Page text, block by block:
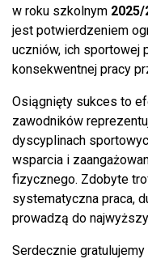
w roku szkolnym 2025/
jest potwierdzeniem
uczniów, ich sportowej
konsekwentnej pracy
Osiągnięty sukces to
zawodników
dyscyplinach
wsparcia i
fizycznego. Zdobyte
systematyczna praca,
prowadzą do
Serdecznie